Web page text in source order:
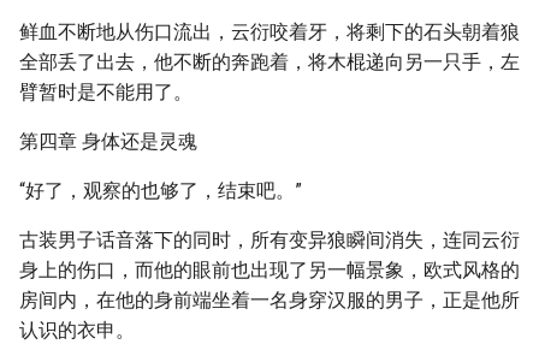
鲜血不断地从伤口流出，云衍咬着牙，将剩下的石头朝着狼
全部丢了出去，他不断的奔跑着，将木棍递向另一只手，左
臂暂时是不能用了。
第四章 身体还是灵魂
“好了，观察的也够了，结束吧。”
古装男子话音落下的同时，所有变异狼瞬间消失，连同云衍
身上的伤口，而他的眼前也出现了另一幅景象，欧式风格的
房间内，在他的身前端坐着一名身穿汉服的男子，正是他所
认识的衣申。